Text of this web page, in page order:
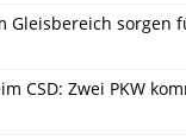
Gleisbereich sorgen
CSD: Zwei PKW